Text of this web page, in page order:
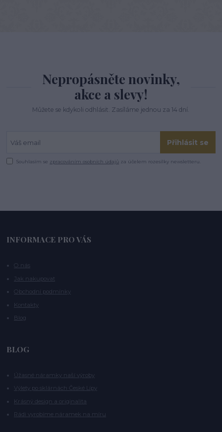
Nepropásněte novinky,
akce a slevy!
Můžete se kdykoli odhlásit. Zasíláme jednou za 14 dní.
Přihlásit se
Souhlasím se zpracováním osobních údajů za účelem rozesílky newsletteru.
INFORMACE PRO VÁS
O nás
Jak nakupovat
Obchodní podmínky
Kontakty
Blog
BLOG
Úžasné náramky naší výroby
Výlety po sklárnách České Lípy
Krásný design a originalita
Rádi vyrobíme náramek na míru